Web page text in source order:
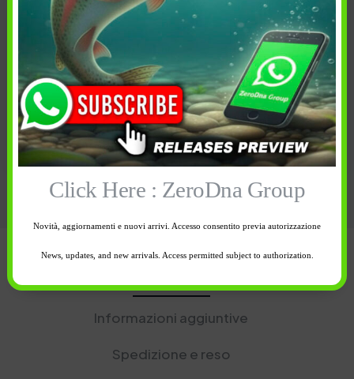
Categoria:
HARDBAIT SALTWATER
SWIMBAIT
Tag:
Black Bass,Casting,
FreshWater,minnow,SaltWater,
seabass,Serra,spigola
Spinning,Swimbait,Topwater
Descrizione
Informazioni aggiuntive
Spedizione e reso
Click Here : ZeroDna Group
Novità, aggiornamenti e nuovi arrivi. Accesso consentito previa autorizzazione
News, updates, and new arrivals. Access permitted subject to authorization.